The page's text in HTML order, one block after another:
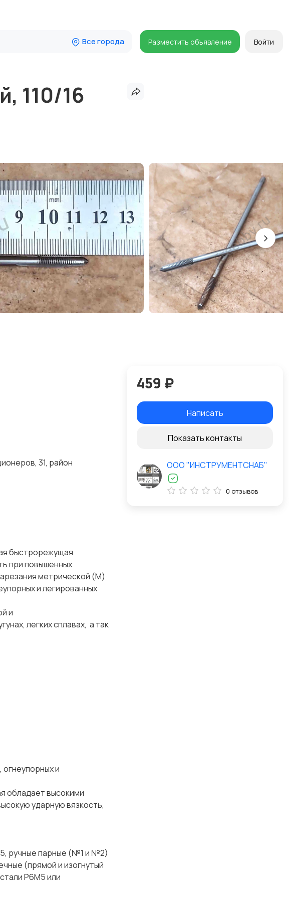
Все города Разместить объявление Войти
110/16
31, район
быстрорежущая
при повышенных
метрической (М)
и легированных
и
легких сплавах, а так
и
высокими
ударную вязкость,
ручные парные (№1 и №2)
(прямой и изогнутый
Р6М5 или
459 ₽
Написать
Показать контакты
ООО "ИНСТРУМЕНТСНАБ"
0 отзывов